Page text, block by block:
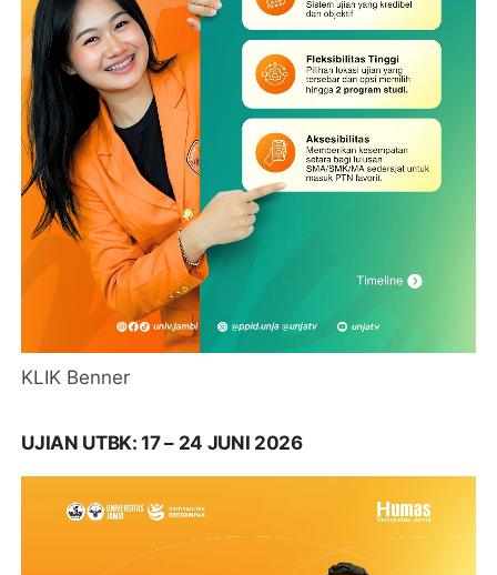
KLIK Benner
UJIAN UTBK: 17 – 24 JUNI 2026